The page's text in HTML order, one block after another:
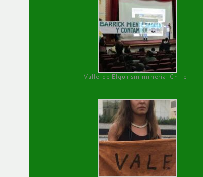
Valle de Elqui sin minería. Chile